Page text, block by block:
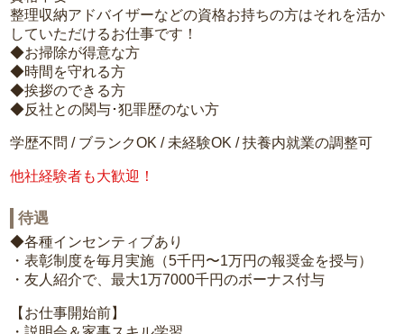
整理収納アドバイザーなどの資格お持ちの方はそれを活か
していただけるお仕事です！
◆お掃除が得意な方
◆時間を守れる方
◆挨拶のできる方
◆反社との関与･犯罪歴のない方
学歴不問 / ブランクOK / 未経験OK / 扶養内就業の調整可
他社経験者も大歓迎！
待遇
◆各種インセンティブあり
・表彰制度を毎月実施（5千円〜1万円の報奨金を授与）
・友人紹介で、最大1万7000千円のボーナス付与
【お仕事開始前】